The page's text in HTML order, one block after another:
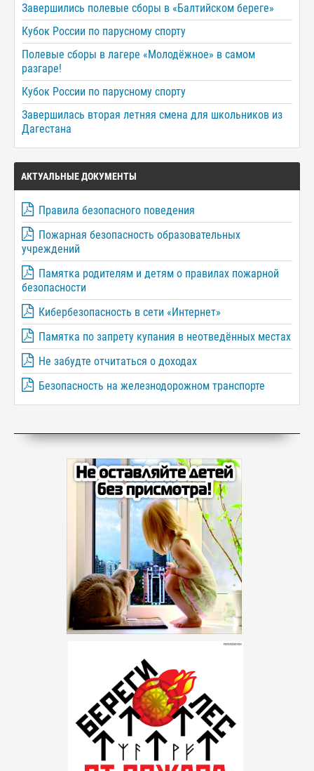
Завершились полевые сборы в «Балтийском береге»
Кубок России по парусному спорту
Полевые сборы в лагере «Молодёжное» в самом
разгаре!
Кубок России по парусному спорту
Завершилась вторая летняя смена для школьников из
Дагестана
АКТУАЛЬНЫЕ ДОКУМЕНТЫ
Правила безопасного поведения
Пожарная безопасность образовательных
учреждений
Памятка родителям и детям о правилах пожарной
безопасности
Кибербезопасность в сети «Интернет»
Памятка по запрету купания в неотведённых местах
Не забудте отчитаться о доходах
Безопасность на железнодорожном транспорте